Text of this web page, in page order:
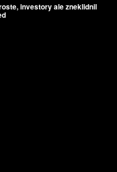
investory ale zneklidnil